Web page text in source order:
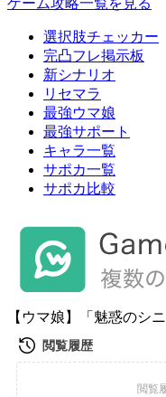
ゲーム攻略一覧を見る
選択肢チェッカー
完凸フレ掲示板
新シナリオ
リセマラ
最強ウマ娘
最強サポート
キャラ一覧
サポカ一覧
サポカ比較
【ウマ娘】「魅惑のシ